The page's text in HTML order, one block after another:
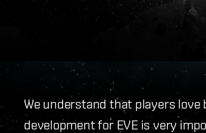
We understand that players
development for EVE is very